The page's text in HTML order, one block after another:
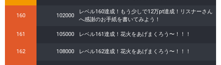
160 102000
レベル160達成！もう少しで12万pt達成！リスナーさん
へ感謝のお手紙を書いてみよう！
161 105000 レベル161達成！花火をあげまくろう〜！！！
162 108000 レベル162達成！花火をあげまくろう〜！！！